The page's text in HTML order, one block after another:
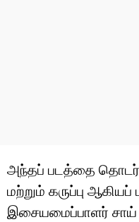
அந்தப் படத்தை
மற்றும் கருப்பு
இசையமைப்பாளர்